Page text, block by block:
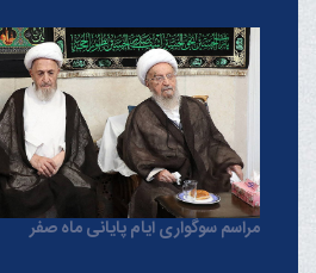
مراسم سوگواری ایام پایانی ماه صفر